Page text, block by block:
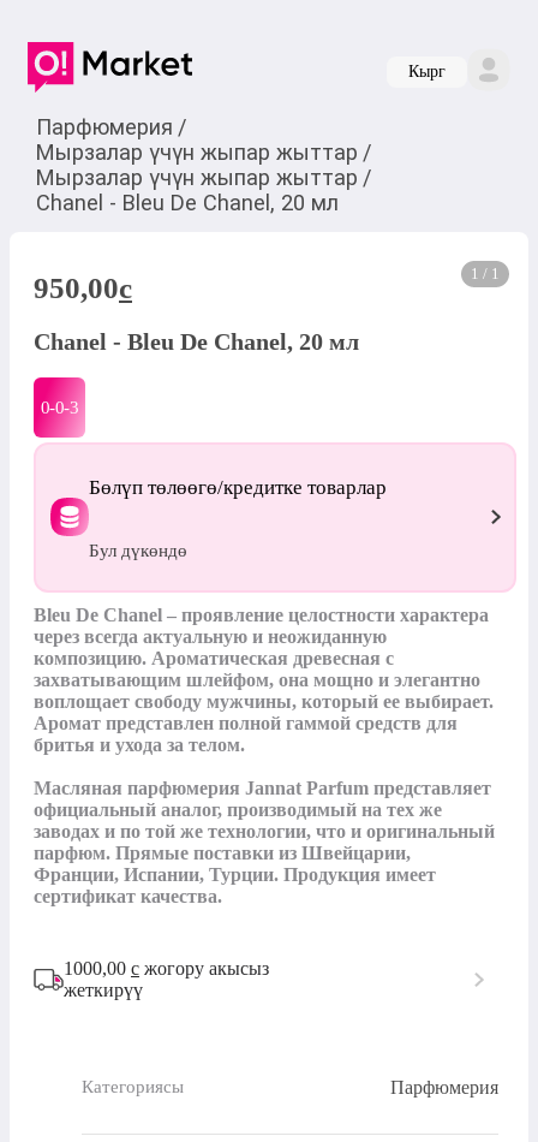
Кырг
Парфюмерия /
Мырзалар үчүн жыпар жыттар /
Мырзалар үчүн жыпар жыттар /
Chanel - Bleu De Chanel, 20 мл
1 / 1
950,00c
Chanel - Bleu De Chanel, 20 мл
0-0-3
Бөлүп төлөөгө/кредитке товарлар
Бул дүкөндө
Bleu De Chanel – проявление целостности характера
через всегда актуальную и неожиданную
композицию. Ароматическая древесная с
захватывающим шлейфом, она мощно и элегантно
воплощает свободу мужчины, который ее выбирает.
Аромат представлен полной гаммой средств для
бритья и ухода за телом.
Масляная парфюмерия Jannat Parfum представляет
официальный аналог, производимый на тех же
заводах и по той же технологии, что и оригинальный
парфюм. Прямые поставки из Швейцарии,
Франции, Испании, Турции. Продукция имеет
сертификат качества.
1000,00 с жогору акысыз
жеткирүү
Категориясы Парфюмерия